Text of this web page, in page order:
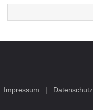
Impressum | Datenschutz